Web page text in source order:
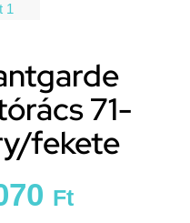
71-
fekete
Ft